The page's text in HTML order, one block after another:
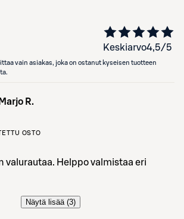
Keskiarvo4,5/5
vain asiakas, joka on ostanut kyseisen tuotteen
Marjo R.
OSTO
valurautaa. Helppo valmistaa eri
Näytä lisää (3)